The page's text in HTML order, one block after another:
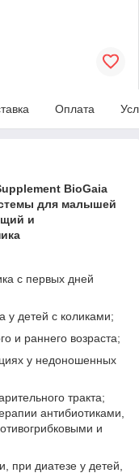
Оплата
BioGaia
для малышей
и
с первых дней
детей с коликами;
и раннего возраста;
у недоношенных
тракта;
антибиотиками,
и
при диатезе у детей,